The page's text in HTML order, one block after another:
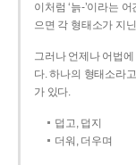
이처럼 ‘늙-­’이라는
으면 각 형태소가 지
그러나 언제나 어법
다. 하나의 형태소라
가 있다.
덥고, 덥지
더워, 더우며